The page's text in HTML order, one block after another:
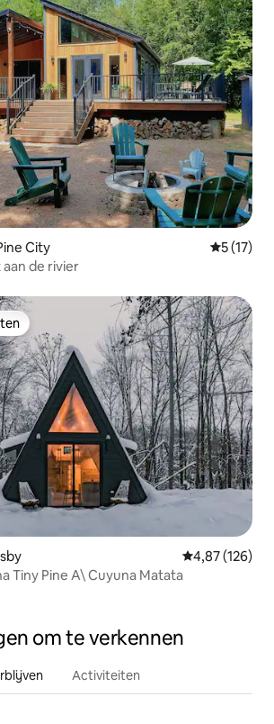
City
5 (17)
de rivier
Gemiddelde
4,87 (126)
Tiny Pine A\ Cuyuna Matata
om te verkennen
Activiteiten